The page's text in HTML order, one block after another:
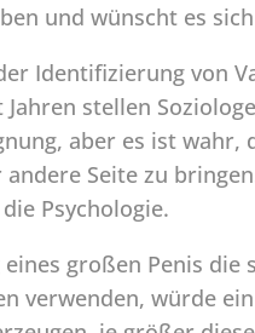
und wünscht es
Identifizierung von
stellen
aber es ist
Seite zu
Psychologie.
großen Penis
verwenden, würde